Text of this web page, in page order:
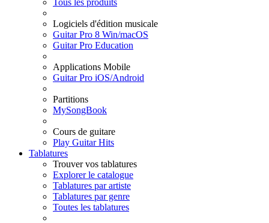
Tous les produits
Logiciels d'édition musicale
Guitar Pro 8 Win/macOS
Guitar Pro Education
Applications Mobile
Guitar Pro iOS/Android
Partitions
MySongBook
Cours de guitare
Play Guitar Hits
Tablatures
Trouver vos tablatures
Explorer le catalogue
Tablatures par artiste
Tablatures par genre
Toutes les tablatures